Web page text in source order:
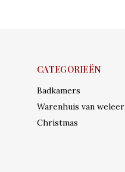
CATEGORIEËN
Badkamers
Warenhuis van weleer
Christmas